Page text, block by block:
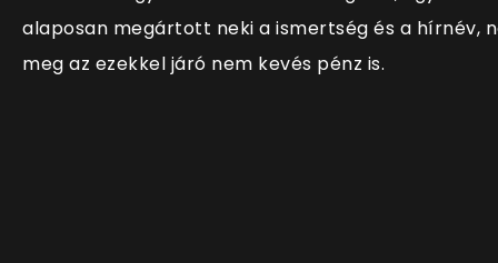
alaposan megártott neki a ismertség és a hírnév,
meg az ezekkel járó nem kevés pénz is.